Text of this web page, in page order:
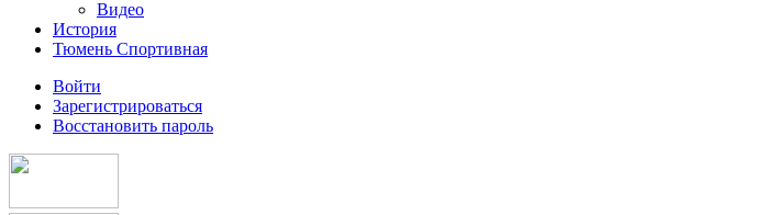
Видео
История
Тюмень Спортивная
Войти
Зарегистрироваться
Восстановить пароль